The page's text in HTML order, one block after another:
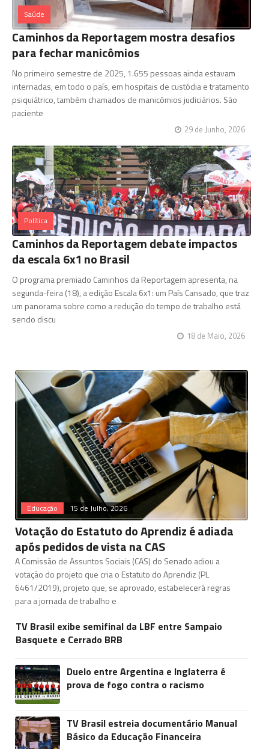
Saúde
Caminhos da Reportagem mostra desafios
para fechar manicômios
No primeiro semestre de 2025, 1.655 pessoas ainda estavam
internadas, em todo o país, em hospitais de custódia e tratamento
psiquiátrico, também chamados de manicômios judiciários. São
paciente
29 de Junho, 2026
Política
Caminhos da Reportagem debate impactos
da escala 6x1 no Brasil
O programa premiado Caminhos da Reportagem apresenta, na
segunda-feira (18), a edição Escala 6x1: um País Cansado, que traz
um panorama sobre como a redução do tempo de trabalho está
sendo discu
18 de Maio, 2026
Educação 15 de Julho, 2026
Votação do Estatuto do Aprendiz é adiada
após pedidos de vista na CAS
A Comissão de Assuntos Sociais (CAS) do Senado adiou a
votação do projeto que cria o Estatuto do Aprendiz (PL
6461/2019), projeto que, se aprovado, estabelecerá regras
para a jornada de trabalho e
TV Brasil exibe semifinal da LBF entre Sampaio
Basquete e Cerrado BRB
Duelo entre Argentina e Inglaterra é
prova de fogo contra o racismo
TV Brasil estreia documentário Manual
Básico da Educação Financeira